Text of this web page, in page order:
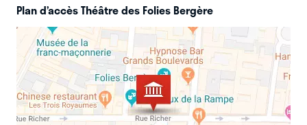
Plan d’accès Théâtre des Folies Bergère